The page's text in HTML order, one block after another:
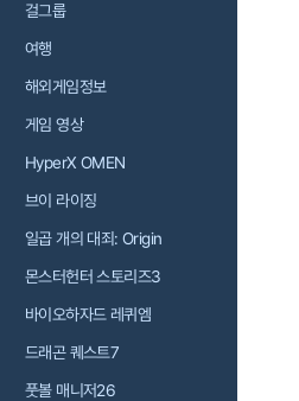
걸그룹
여행
해외게임정보
게임 영상
HyperX OMEN
브이 라이징
일곱 개의 대죄: Origin
몬스터헌터 스토리즈3
바이오하자드 레퀴엠
드래곤 퀘스트7
풋볼 매니저26